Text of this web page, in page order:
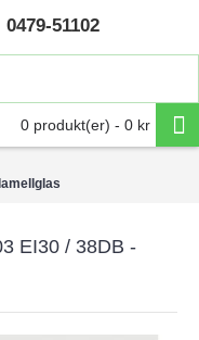
0479-51102
0 produkt(er) - 0 kr
EI30 / 38DB -